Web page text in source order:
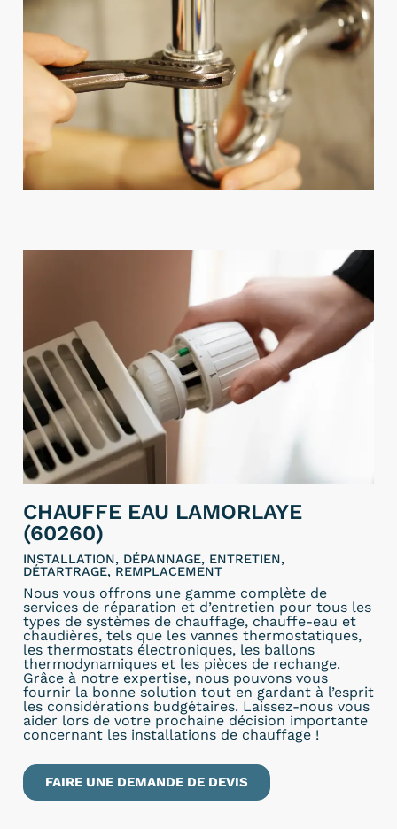
CHAUFFE EAU LAMORLAYE
(60260)
INSTALLATION, DÉPANNAGE, ENTRETIEN,
DÉTARTRAGE, REMPLACEMENT
Nous vous offrons une gamme complète de
services de réparation et d’entretien pour tous les
types de systèmes de chauffage, chauffe-eau et
chaudières, tels que les vannes thermostatiques,
les thermostats électroniques, les ballons
thermodynamiques et les pièces de rechange.
Grâce à notre expertise, nous pouvons vous
fournir la bonne solution tout en gardant à l’esprit
les considérations budgétaires. Laissez-nous vous
aider lors de votre prochaine décision importante
concernant les installations de chauffage !
FAIRE UNE DEMANDE DE DEVIS